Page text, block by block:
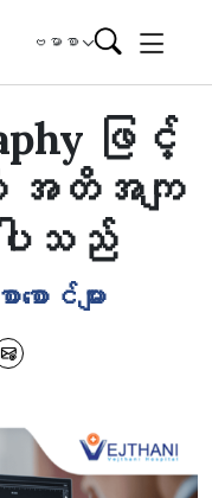
ဗမာစာ
ဖြင့်
အတိအကျ
ါသည်
ောင်များ